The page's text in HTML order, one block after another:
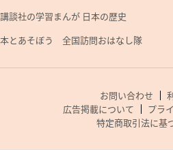
講談社の学習まんが 日本の歴史
本とあそぼう 全国訪問おはなし隊
お問い合わせ
広告掲載について
プラ
特定商取引法に基